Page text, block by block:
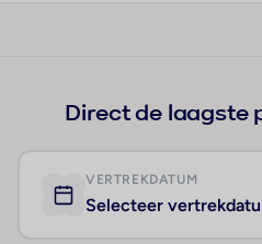
Direct de laagste
VERTREKDATUM
Selecteer